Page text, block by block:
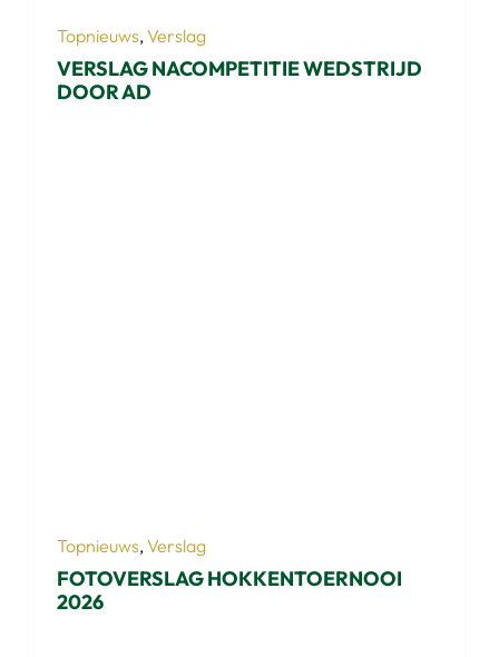
Topnieuws,Verslag
VERSLAG NACOMPETITIE WEDSTRIJD
DOOR AD
Topnieuws,Verslag
FOTOVERSLAG HOKKENTOERNOOI
2026